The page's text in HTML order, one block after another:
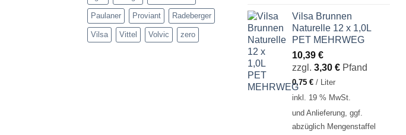
Paulaner Proviant Radeberger
Vilsa Vittel Volvic zero
Vilsa Brunnen
Naturelle 12 x 1,0L
PET MEHRWEG
10,39 €
zzgl. 3,30 € Pfand
0,75 € /
Liter
inkl. 19 % MwSt.
und Anlieferung, ggf.
abzüglich Mengenstaffel